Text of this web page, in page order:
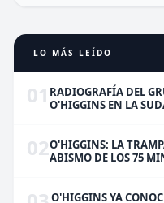
LO MÁS LEÍDO
01 RADIOGRAFÍA DEL
O'HIGGINS EN LA
02O'HIGGINS: LA
ABISMO DE LOS 75
O'HIGGINS YA